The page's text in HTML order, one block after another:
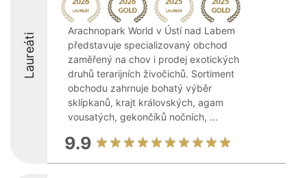
Laureáti
Arachnopark World v Ústí nad Labem
představuje specializovaný obchod
zaměřený na chov i prodej exotických
druhů terarijních živočichů. Sortiment
obchodu zahrnuje bohatý výběr
sklípkanů, krajt královských, agam
vousatých, gekončíků nočních, ...
9.9